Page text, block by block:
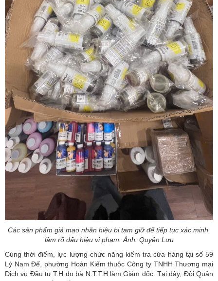
Các sản phẩm giả mạo nhãn hiệu bị tạm giữ để tiếp tục xác minh,
làm rõ dấu hiệu vi phạm. Ảnh: Quyên Lưu
Cùng thời điểm, lực lượng chức năng kiểm tra cửa hàng tại số 59
Lý Nam Đế, phường Hoàn Kiếm thuộc Công ty TNHH Thương mại
Dịch vụ Đầu tư T.H do bà N.T.T.H làm Giám đốc. Tại đây, Đội Quản